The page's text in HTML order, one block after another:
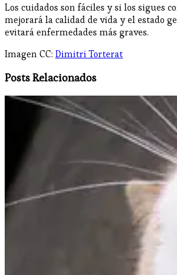
Los cuidados son fáciles y si los sigues
mejorará la calidad de vida y el estado
evitará enfermedades más graves.
Imagen CC: Dimitri Torterat
Posts Relacionados